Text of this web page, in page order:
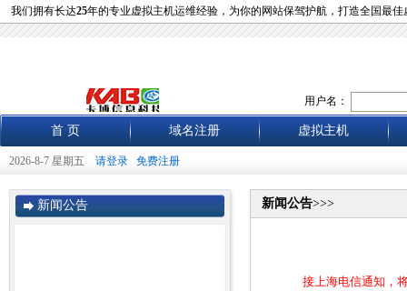
我们拥有长达25年的专业虚拟主机运维经验，为你的网站保驾护航，打造全国最佳
用户名：
首 页 域名注册 虚拟主机
2026-8-7 星期五 请登录 免费注册
新闻公告 新闻公告>>>
接上海电信通知，将